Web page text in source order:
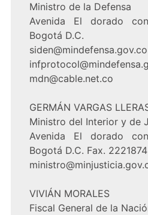
Ministro de la Defensa
Avenida El dorado
Bogotá D.C.
mdn@cable.net.co
GERMÁN VARGAS
Ministro del Interior y de
Avenida El dorado
Bogotá D.C. Fax. 2221874
VIVIÁN MORALES
Fiscal General de la